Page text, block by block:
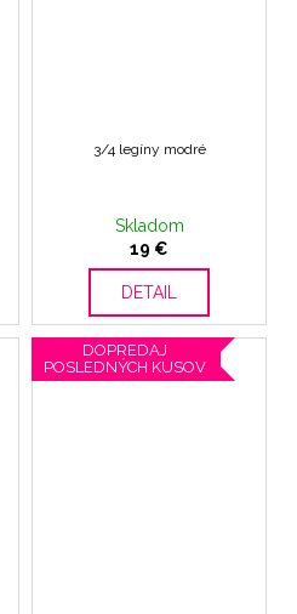
3/4 legíny modré
Skladom
19 €
DETAIL
DOPREDAJ
POSLEDNÝCH KUSOV